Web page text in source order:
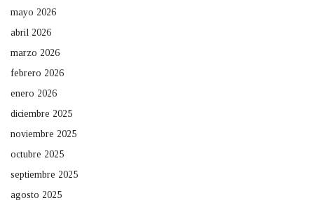
mayo 2026
abril 2026
marzo 2026
febrero 2026
enero 2026
diciembre 2025
noviembre 2025
octubre 2025
septiembre 2025
agosto 2025